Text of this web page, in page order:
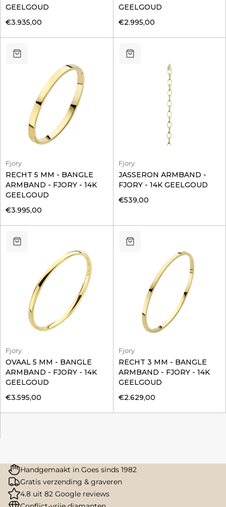
GEELGOUD
€3.935,00
GEELGOUD
€2.995,00
Fjory
RECHT 5 MM - BANGLE
ARMBAND - FJORY - 14K
GEELGOUD
€3.995,00
Fjory
JASSERON ARMBAND -
FJORY - 14K GEELGOUD
€539,00
Fjory
OVAAL 5 MM - BANGLE
ARMBAND - FJORY - 14K
GEELGOUD
€3.595,00
Fjory
RECHT 3 MM - BANGLE
ARMBAND - FJORY - 14K
GEELGOUD
€2.629,00
Handgemaakt in Goes sinds 1982
Gratis verzending & graveren
4.8 uit 82 Google reviews